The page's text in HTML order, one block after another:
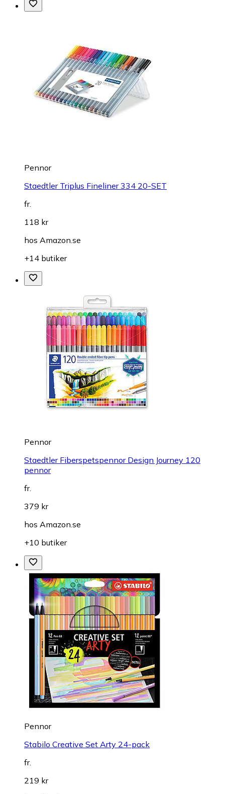
Pennor
Staedtler Triplus Fineliner 334 20-SET
fr.
118 kr
hos Amazon.se
+14 butiker
Pennor
Staedtler Fiberspetspennor Design Journey 120
pennor
fr.
379 kr
hos Amazon.se
+10 butiker
Pennor
Stabilo Creative Set Arty 24-pack
fr.
219 kr